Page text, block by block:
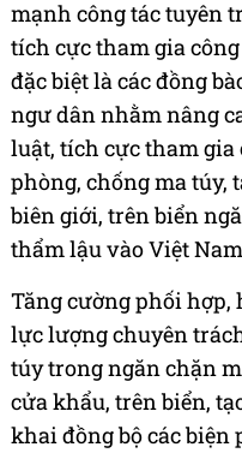
mạnh công tác tuyên
tích cực tham gia
đặc biệt là các đồng
ngư dân nhằm nâng
luật, tích cực tham gia
phòng, chống ma túy,
biên giới, trên biển
thẩm lậu vào Việt
Tăng cường phối hợp,
lực lượng chuyên
túy trong ngăn chặn
cửa khẩu, trên biển,
khai đồng bộ các